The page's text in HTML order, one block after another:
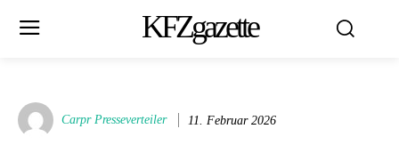
KFZgazette
Carpr Presseverteiler 11. Februar 2026